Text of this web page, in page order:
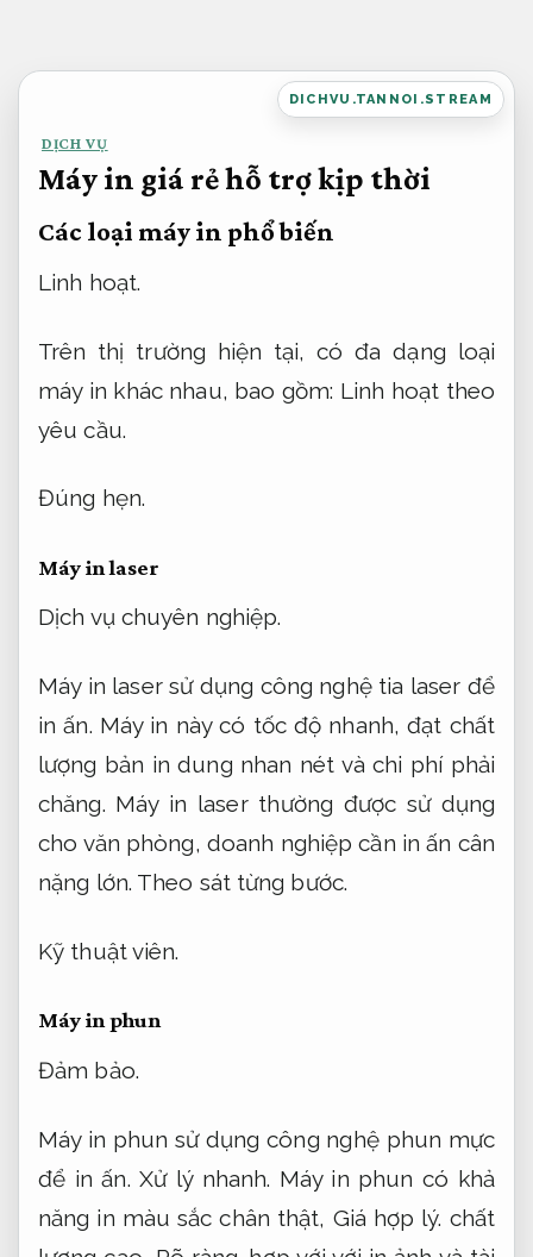
dung
DICHVU.TANNOI.STREAM
DỊCH VỤ
Máy in giá rẻ hỗ trợ kịp thời
Các loại máy in phổ biến
Linh hoạt.
Trên thị trường hiện tại, có đa dạng loại
máy in khác nhau, bao gồm: Linh hoạt theo
yêu cầu.
Đúng hẹn.
Máy in laser
Dịch vụ chuyên nghiệp.
Máy in laser sử dụng công nghệ tia laser để
in ấn. Máy in này có tốc độ nhanh, đạt chất
lượng bản in dung nhan nét và chi phí phải
chăng. Máy in laser thường được sử dụng
cho văn phòng, doanh nghiệp cần in ấn cân
nặng lớn. Theo sát từng bước.
Kỹ thuật viên.
Máy in phun
Đảm bảo.
Máy in phun sử dụng công nghệ phun mực
để in ấn.Xử lý nhanh. Máy in phun có khả
năng in màu sắc chân thật, Giá hợp lý. chất